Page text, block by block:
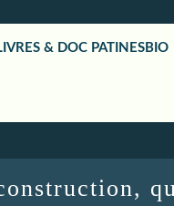
& DOC PATINESBIO